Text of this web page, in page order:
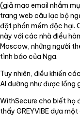
(giả mạo email nhắm
trang web câu lạc bộ
đặt phần mềm độc hại.
này với các nhà điều
Moscow, những người
tình báo của Nga.
Tuy nhiên, điều khiến
AI dường như được lồng
WithSecure cho biết họ
thấy GREYVIBE dựa